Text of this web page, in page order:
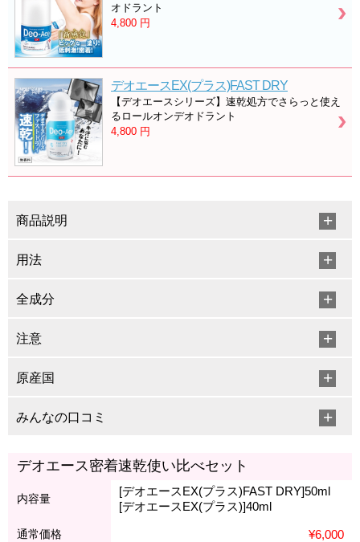
オドラント
4,800 円
デオエースEX(プラス)FAST DRY
【デオエースシリーズ】速乾処方でさらっと使え
るロールオンデオドラント
4,800 円
商品説明
用法
全成分
注意
原産国
みんなの口コミ
デオエース密着速乾使い比べセット
内容量
[デオエースEX(プラス)FAST DRY]50ml
[デオエースEX(プラス)]40ml
通常価格 ¥6,000